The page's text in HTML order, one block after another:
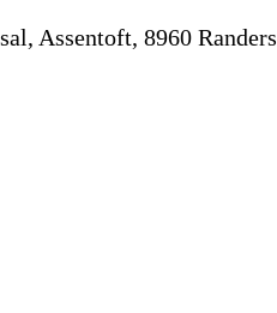
Assentoft, 8960